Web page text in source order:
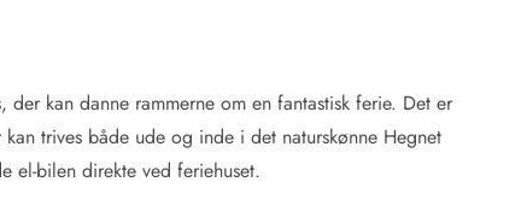
kan danne rammerne om en fantastisk ferie. Det er
trives både ude og inde i det naturskønne Hegnet
el-bilen direkte ved feriehuset.